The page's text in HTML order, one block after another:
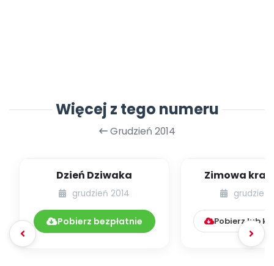
Więcej z tego numeru
Grudzień 2014
Dzień Dziwaka
grudzień 2014
Pobierz bezpłatnie
Zimowa
[plastyka na
grudzień
Pobierz lub